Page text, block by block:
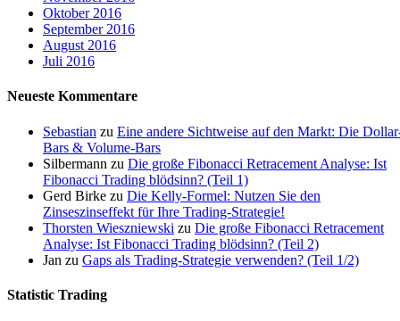
Oktober 2016
September 2016
August 2016
Juli 2016
Neueste Kommentare
Sebastian zu Eine andere Sichtweise auf den Markt: Die
Bars & Volume-Bars
Silbermann zu Die große Fibonacci Retracement Analyse: Ist
Fibonacci Trading blödsinn? (Teil 1)
Gerd Birke zu Die Kelly-Formel: Nutzen Sie den
Zinseszinseffekt für Ihre Trading-Strategie!
Thorsten Wieszniewski zu Die große Fibonacci Retracement
Analyse: Ist Fibonacci Trading blödsinn? (Teil 2)
Jan zu Gaps als Trading-Strategie verwenden? (Teil 1/2)
Statistic Trading